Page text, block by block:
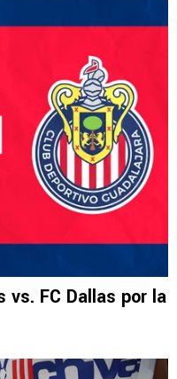
vs. FC Dallas por la